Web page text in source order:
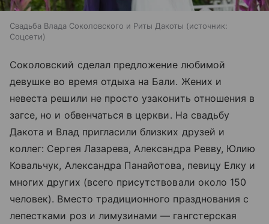
Свадьба Влада Соколовского и Риты Дакоты
источник:
Соцсети
Соколовский сделал предложение любимой
девушке во время отдыха на Бали. Жених и
невеста решили не просто узаконить отношения в
загсе, но и обвенчаться в церкви. На свадьбу
Дакота и Влад пригласили близких друзей и
коллег: Сергея Лазарева, Александра Ревву, Юлию
Ковальчук, Александра Панайотова, певицу Елку и
многих других (всего присутствовали около 150
человек). Вместо традиционного празднования с
лепестками роз и лимузинами — гангстерская